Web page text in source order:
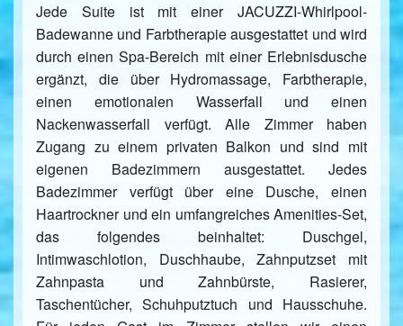
Jede Suite ist mit einer JACUZZI-Whirlpool-
Badewanne und Farbtherapie ausgestattet und wird
durch einen Spa-Bereich mit einer Erlebnisdusche
ergänzt, die über Hydromassage, Farbtherapie,
einen emotionalen Wasserfall und einen
Nackenwasserfall verfügt. Alle Zimmer haben
Zugang zu einem privaten Balkon und sind mit
eigenen Badezimmern ausgestattet. Jedes
Badezimmer verfügt über eine Dusche, einen
Haartrockner und ein umfangreiches Amenities-Set,
das folgendes beinhaltet: Duschgel,
Intimwaschlotion, Duschhaube, Zahnputzset mit
Zahnpasta und Zahnbürste, Rasierer,
Taschentücher, Schuhputztuch und Hausschuhe.